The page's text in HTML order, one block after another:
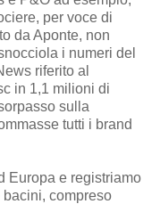
per voce di
da Aponte, non
i numeri del
riferito al
in 1,1 milioni di
sulla
tutti i brand
Europa e registriamo
compreso